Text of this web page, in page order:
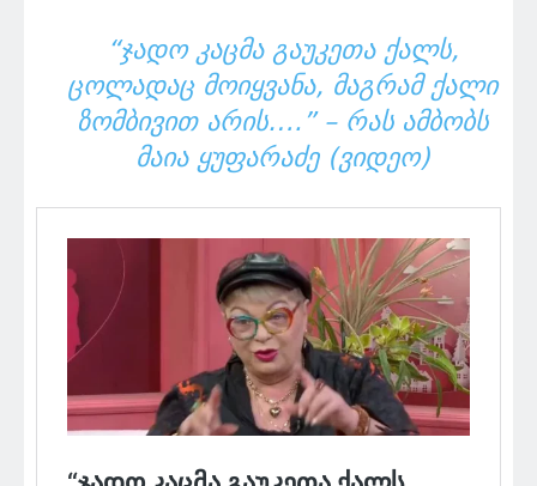
“ᲯᲐᲓᲝ ᲙᲐᲪᲛᲐ ᲒᲐᲣᲙᲔᲗᲐ ᲥᲐᲚᲡ,
ᲪᲝᲚᲐᲓᲐᲪ ᲛᲝᲘᲧᲕᲐᲜᲐ, ᲛᲐᲒᲠᲐᲛ ᲥᲐᲚᲘ
ᲖᲝᲛᲑᲘᲕᲘᲗ ᲐᲠᲘᲡ….” – ᲠᲐᲡ ᲐᲛᲑᲝᲑᲡ
ᲛᲐᲘᲐ ᲧᲣᲤᲐᲠᲐᲫᲔ (ᲕᲘᲓᲔᲝ)